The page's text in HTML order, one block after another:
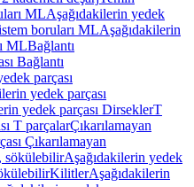
MLAşağıdakilerin yedek
boruları MLAşağıdakilerin
MLBağlantı
Bağlantı
parçası
yedek parçası
yedek parçası DirseklerT
T parçalarÇıkarılamayan
Çıkarılamayan
sökülebilirAşağıdakilerin yedek
KilitlerAşağıdakilerin